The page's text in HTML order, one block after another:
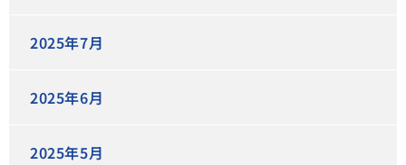
2025年7月
2025年6月
2025年5月